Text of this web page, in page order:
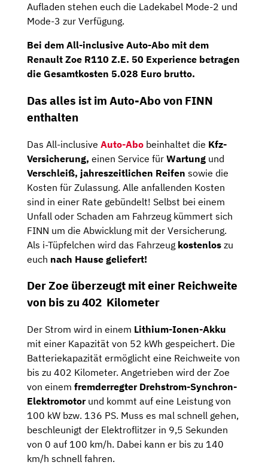
Aufladen stehen euch die Ladekabel Mode-2 und
Mode-3 zur Verfügung.
Bei dem All-inclusive Auto-Abo mit dem
Renault Zoe R110 Z.E. 50 Experience betragen
die Gesamtkosten 5.028 Euro brutto.
Das alles ist im Auto-Abo von FINN
enthalten
Das All-inclusive Auto-Abo beinhaltet die Kfz-
Versicherung, einen Service für Wartung und
Verschleiß, jahreszeitlichen Reifen sowie die
Kosten für Zulassung. Alle anfallenden Kosten
sind in einer Rate gebündelt! Selbst bei einem
Unfall oder Schaden am Fahrzeug kümmert sich
FINN um die Abwicklung mit der Versicherung.
Als i-Tüpfelchen wird das Fahrzeug kostenlos zu
euch nach Hause geliefert!
Der Zoe überzeugt mit einer Reichweite
von bis zu 402 Kilometer
Der Strom wird in einem Lithium-Ionen-Akku
mit einer Kapazität von 52 kWh gespeichert. Die
Batteriekapazität ermöglicht eine Reichweite von
bis zu 402 Kilometer. Angetrieben wird der Zoe
von einem fremderregter Drehstrom-Synchron-
Elektromotorund kommt auf eine Leistung von
100 kW bzw. 136 PS. Muss es mal schnell gehen,
beschleunigt der Elektroflitzer in 9,5 Sekunden
von 0 auf 100 km/h. Dabei kann er bis zu 140
km/h schnell fahren.